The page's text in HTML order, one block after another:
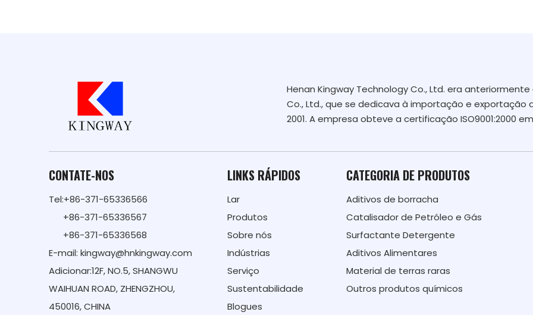
Henan Kingway Technology Co., Ltd. era
Co., Ltd., que se dedicava à importação e
2001. A empresa obteve a certificação ISO9001:2000
CONTATE-NOS
Tel:+86-371-65336566
+86-371-65336567
+86-371-65336568
E-mail: kingway@hnkingway.com
Adicionar:12F, NO.5, SHANGWU
WAIHUAN ROAD, ZHENGZHOU,
450016, CHINA
LINKS RÁPIDOS
Lar
Produtos
Sobre nós
Indústrias
Serviço
Sustentabilidade
Blogues
CATEGORIA DE PRODUTOS
Aditivos de borracha
Catalisador de Petróleo e Gás
Surfactante Detergente
Aditivos Alimentares
Material de terras raras
Outros produtos químicos